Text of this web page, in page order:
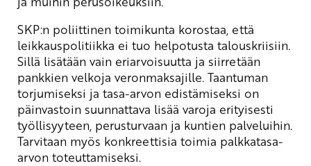
SKP:n poliittinen toimikunta korostaa, että
leikkauspolitiikka ei tuo helpotusta talouskriisiin.
Sillä lisätään vain eriarvoisuutta ja siirretään
pankkien velkoja veronmaksajille. Taantuman
torjumiseksi ja tasa-arvon edistämiseksi on
päinvastoin suunnattava lisää varoja erityisesti
työllisyyteen, perusturvaan ja kuntien palveluihin.
Tarvitaan myös konkreettisia toimia palkkatasa-
arvon toteuttamiseksi.